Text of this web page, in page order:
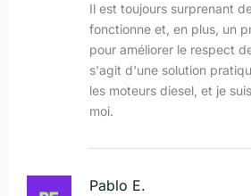
Il est toujours surprenant
fonctionne et, en plus, un
pour améliorer le respect
s'agit d'une solution
les moteurs diesel, et je
moi.
Pablo E.